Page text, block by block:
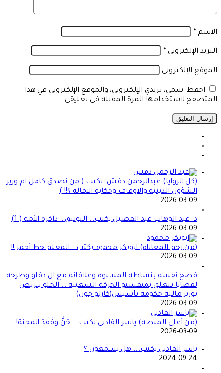
الاسم *
البريد الإلكتروني *
الموقع الإلكتروني
احفظ اسمي، بريدي الإلكتروني، والموقع الإلكتروني في هذا
المتصفح لاستخدامها المرة المقبلة في تعليقي.
(كل الزوايا) عبدالرحمن دقش يكتب ( من نصدق كامل ام وزير
الشؤون الدينيه والاوقاف وحكايه الاقاله ؟!! )
2026-08-09
د. عبد الوهاب عبد الفضيل يكتب… التوثيق… ذاكرة الأمة ( 1)
2026-08-09
(من رحم المعاناة) ابوبكر محمود يكتب… المعلم خط أحمر !!
2026-08-09
فضح نفسه بنشاطه المشبوه وعلاقاته مع ال دقلو وطرحه
لقضايا تتعلق بمنفستو الحركة الشعبية … الحلو يتربص
بوزير مالية حكومة تأسيس(كارلو جون)
2026-08-09
(من أعلى المنصة) ياسر الفادني يكتب…. جَنَّ وفَقَدَ المحنة!
2026-08-09
ياسر الفادني يكتب…. هل يسمعون ؟
2024-09-24